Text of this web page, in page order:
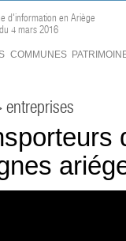
d'information en Ariège
4 mars 2016
COMMUNES
entreprises